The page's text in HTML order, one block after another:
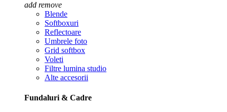
add remove
Blende
Softboxuri
Reflectoare
Umbrele foto
Grid softbox
Voleti
Filtre lumina studio
Alte accesorii
Fundaluri & Cadre